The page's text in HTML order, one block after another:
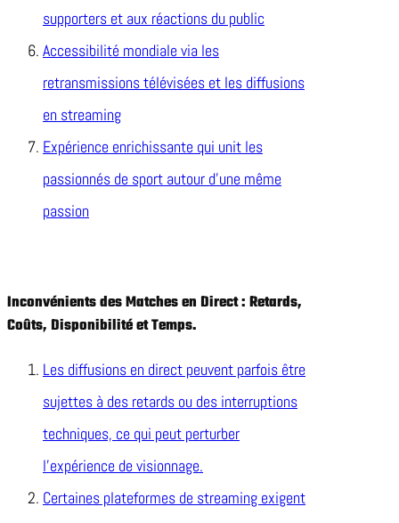
supporters et aux réactions du public
Accessibilité mondiale via les
retransmissions télévisées et les diffusions
en streaming
Expérience enrichissante qui unit les
passionnés de sport autour d’une même
passion
Inconvénients des Matches en Direct : Retards,
Coûts, Disponibilité et Temps.
Les diffusions en direct peuvent parfois être
sujettes à des retards ou des interruptions
techniques, ce qui peut perturber
l’expérience de visionnage.
Certaines plateformes de streaming exigent